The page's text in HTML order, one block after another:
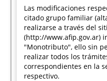
Las modificaciones
citado grupo familiar
realizarse a través del
(http://www.afip.gov.ar)
"Monotributo", ello sin
realizar todos los
correspondientes en la
respectivo.